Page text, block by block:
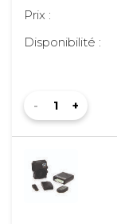
Prix :
Disponibilité :